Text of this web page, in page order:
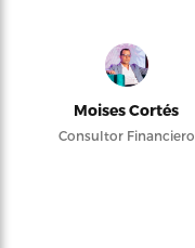
Moises Cortés
Consultor Financiero